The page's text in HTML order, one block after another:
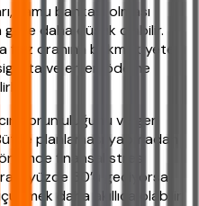
kamu bankası olması
göre daha düşük olabilir.
faiz oranına bakmak yeterli
ve erken ödeme
zorunluluğunu ve geri
planlaması yapmadan
finansal stresi
yüzde 30’u geçiyorsa
daha akıllıca olabilir.